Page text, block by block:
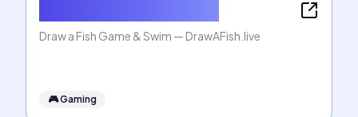
Draw a Fish Game & Swim — DrawAFish.live
🎮Gaming